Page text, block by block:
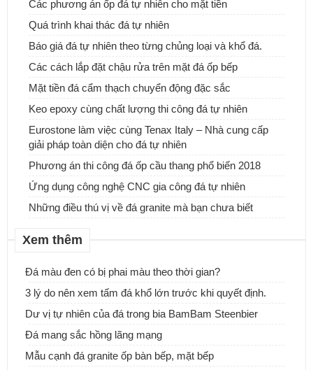
Các phương án ốp đá tự nhiên cho mặt tiền
Quá trình khai thác đá tự nhiên
Báo giá đá tự nhiên theo từng chủng loại và khổ đá.
Các cách lắp đặt chậu rửa trên mặt đá ốp bếp
Mặt tiền đá cẩm thạch chuyển động đặc sắc
Keo epoxy cùng chất lượng thi công đá tự nhiên
Eurostone làm việc cùng Tenax Italy – Nhà cung cấp
giải pháp toàn diện cho đá tự nhiên
Phương án thi công đá ốp cầu thang phổ biến 2018
Ứng dụng công nghệ CNC gia công đá tự nhiên
Những điều thú vị về đá granite mà bạn chưa biết
Xem thêm
Đá màu đen có bị phai màu theo thời gian?
3 lý do nên xem tấm đá khổ lớn trước khi quyết định.
Dư vị tự nhiên của đá trong bia BamBam Steenbier
Đá mang sắc hồng lãng mạng
Mẫu cạnh đá granite ốp bàn bếp, mặt bếp